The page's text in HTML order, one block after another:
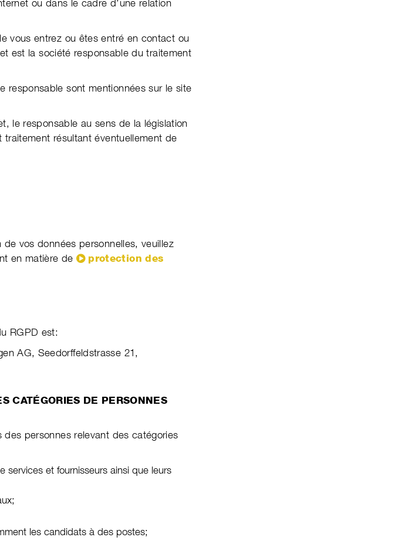
ou dans le cadre d’une relation
vous entrez ou êtes entré en contact ou
est la société res­pon­sable du traite­ment
respon­sable sont mention­nées sur le site
le respon­sable au sens de la légis­la­tion
résul­tant éven­tuel­le­ment de
vos données personnelles, veuillez
en matière de
protection des
RGPD est:
AG, Seedorffeldstrasse 21,
CATÉGORIES DE PERSON­NES
personnes relevant des catégories
services et four­nis­seurs ainsi que leurs
les candi­dats à des postes;